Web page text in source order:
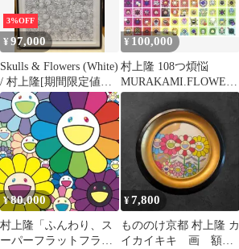
3%OFF
¥97,000
Skulls & Flowers (White)
/ 村上隆[期間限定値下
げ中]
¥ 100,000
村上隆 108つ煩悩
MURAKAMI.FLOWERS
サインあり
¥80,000
村上隆「ふんわり、ス
ーパーフラットフラワ
¥7,800
もののけ京都 村上隆 カ
イカイキキ 画 額